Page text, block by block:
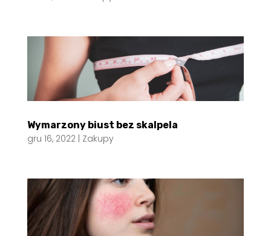
Wymarzony biust bez skalpela
gru 16, 2022| Zakupy